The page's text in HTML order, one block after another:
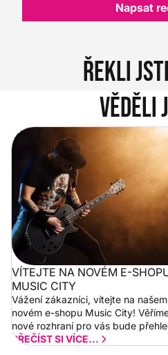
Napsat
Řekli
Věděli
Vítejte na novém e-shopu
City
VÍTEJTE NA NOVÉM E-
MUSIC CITY
Vážení zákazníci, vítejte na našem
novém e-shopu Music City!
nové rozhraní pro vás bude
a rychlejší. Postupně budeme
PŘEČÍST SI VÍCE...